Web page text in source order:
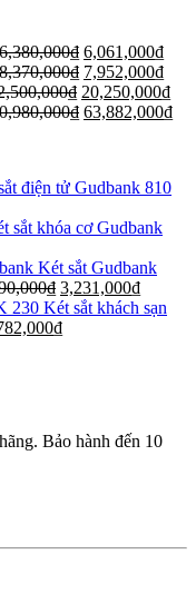
6,380,000₫ 6,061,000₫
8,370,000₫ 7,952,000₫
₫ 20,250,000₫
₫ 63,882,000₫
điện tử Gudbank 810
sắt khóa cơ Gudbank
Két sắt Gudbank
₫ 3,231,000₫
Két sắt khách sạn
₫
Bảo hành đến 10